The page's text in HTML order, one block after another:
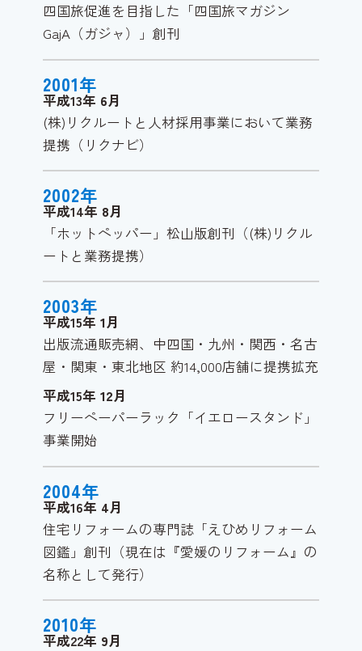
四国旅促進を目指した「四国旅マガジン
GajA（ガジャ）」創刊
2001年
平成13年 6月
(株)リクルートと人材採用事業において業務
提携（リクナビ）
2002年
平成14年 8月
「ホットペッパー」松山版創刊（(株)リクル
ートと業務提携）
2003年
平成15年 1月
出版流通販売網、中四国・九州・関西・名古
屋・関東・東北地区 約14,000店舗に提携拡充
平成15年 12月
フリーペーパーラック「イエロースタンド」
事業開始
2004年
平成16年 4月
住宅リフォームの専門誌「えひめリフォーム
図鑑」創刊（現在は『愛媛のリフォーム』の
名称として発行）
2010年
平成22年 9月